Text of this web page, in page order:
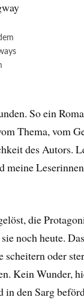
So ein
Thema, vom
des Autors.
meine
die
noch heute.
scheitern oder
Kein Wunder,
in den Sarg